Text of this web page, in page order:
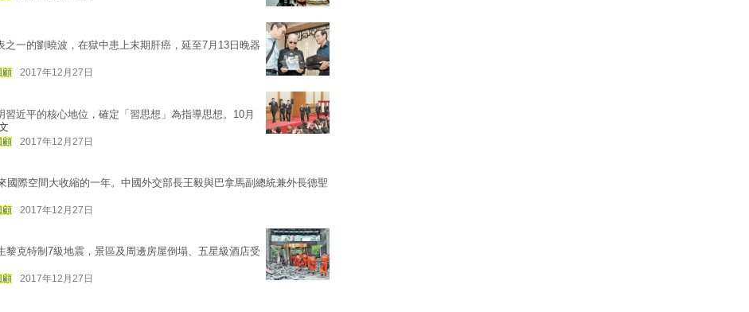
一的劉曉波，在獄中患上末期肝癌，延至7月13日晚器
顧 2017年12月27日
近平的核心地位，確定「習思想」為指導思想。10月
顧 2017年12月27日
國際空間大收縮的一年。中國外交部長王毅與巴拿馬副總統兼外長德聖
顧 2017年12月27日
黎克特制7級地震，景區及周邊房屋倒塌、五星級酒店受
顧 2017年12月27日